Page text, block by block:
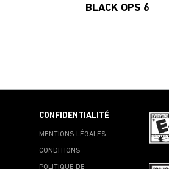
BLACK OPS 6
CONFIDENTIALITÉ
MENTIONS LÉGALES
CONDITIONS
POLITIQUE DE